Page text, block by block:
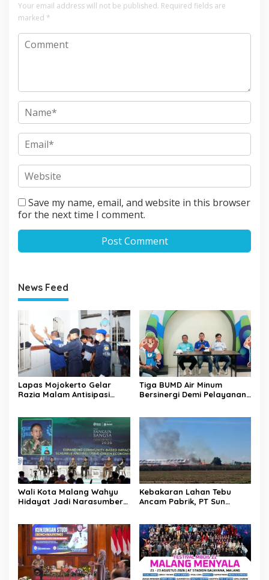
Your email address will not be published. Required fields are
marked *
Save my name, email, and website in this browser
for the next time I comment.
News Feed
Lapas Mojokerto Gelar
Razia Malam Antisipasi
Tiga BUMD Air Minum
Bersinergi Demi Pelayanan
Wali Kota Malang Wahyu
Hidayat Jadi Narasumber
Kebakaran Lahan Tebu
Ancam Pabrik, PT Sun